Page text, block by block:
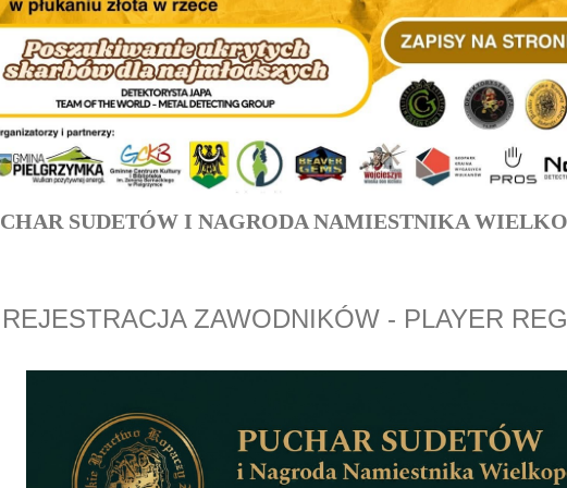
SUDETÓW I NAGRODA NAMIESTNIKA
REJESTRACJA ZAWODNIKÓW - PLAYER